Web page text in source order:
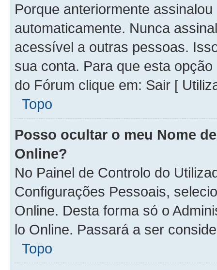
Porque anteriormente
automaticamente. Nunca
acessível a outras pessoas.
sua conta. Para que esta
do Fórum clique em: Sair [
Topo
Posso ocultar o meu Nome
Online?
No Painel de Controlo do
Configurações Pessoais,
Online. Desta forma só o
lo Online. Passará a ser
Topo